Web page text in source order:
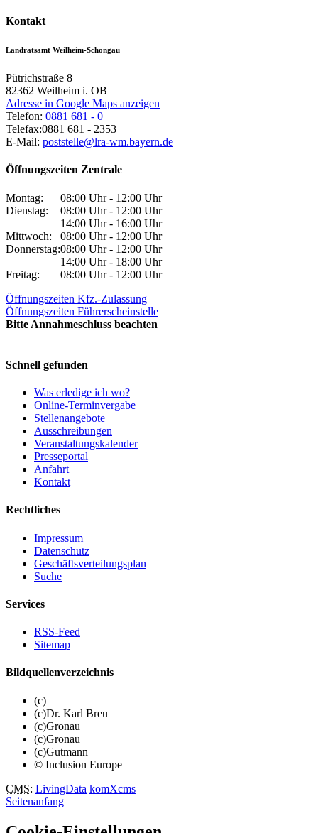
Kontakt
Landratsamt Weilheim-Schongau
Pütrichstraße 8
82362 Weilheim i. OB
Adresse in Google Maps anzeigen
Telefon: 0881 681 - 0
Telefax:0881 681 - 2353
E-Mail: poststelle@lra-wm.bayern.de
Öffnungszeiten Zentrale
Montag:
08:00 Uhr - 12:00 Uhr
Dienstag:
08:00 Uhr - 12:00 Uhr
14:00 Uhr - 16:00 Uhr
Mittwoch:
08:00 Uhr - 12:00 Uhr
Donnerstag:08:00 Uhr - 12:00 Uhr
14:00 Uhr - 18:00 Uhr
Freitag:
08:00 Uhr - 12:00 Uhr
Öffnungszeiten Kfz.-Zulassung
Öffnungszeiten Führerscheinstelle
Bitte Annahmeschluss beachten
Schnell gefunden
Was erledige ich wo?
Online-Terminvergabe
Stellenangebote
Ausschreibungen
Veranstaltungskalender
Presseportal
Anfahrt
Kontakt
Rechtliches
Impressum
Datenschutz
Geschäftsverteilungsplan
Suche
Services
RSS-Feed
Sitemap
Bildquellenverzeichnis
(c)
(c)Dr. Karl Breu
(c)Gronau
(c)Gronau
(c)Gutmann
© Inclusion Europe
CMS: LivingData komXcms
Seitenanfang